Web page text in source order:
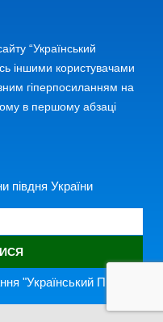
“Український
іншими користувачами
гіперпосиланням на
в першому абзаці
півдня України
"Український Південь"